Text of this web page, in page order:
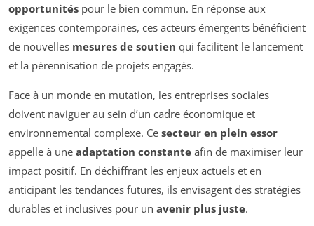
opportunités pour le bien commun. En réponse aux
exigences contemporaines, ces acteurs émergents bénéficient
de nouvelles mesures de soutien qui facilitent le lancement
et la pérennisation de projets engagés.
Face à un monde en mutation, les entreprises sociales
doivent naviguer au sein d’un cadre économique et
environnemental complexe. Ce secteur en plein essor
appelle à une adaptation constante afin de maximiser leur
impact positif. En déchiffrant les enjeux actuels et en
anticipant les tendances futures, ils envisagent des stratégies
durables et inclusives pour un avenir plus juste.